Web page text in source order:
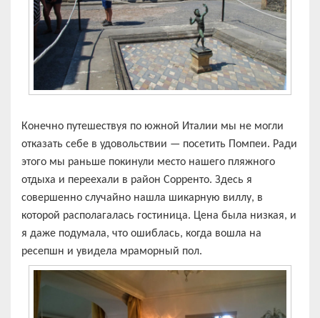
Конечно путешествуя по южной Италии мы не могли
отказать себе в удовольствии — посетить Помпеи. Ради
этого мы раньше покинули место нашего пляжного
отдыха и переехали в район Сорренто. Здесь я
совершенно случайно нашла шикарную виллу, в
которой располагалась гостиница. Цена была низкая, и
я даже подумала, что ошиблась, когда вошла на
ресепшн и увидела мраморный пол.